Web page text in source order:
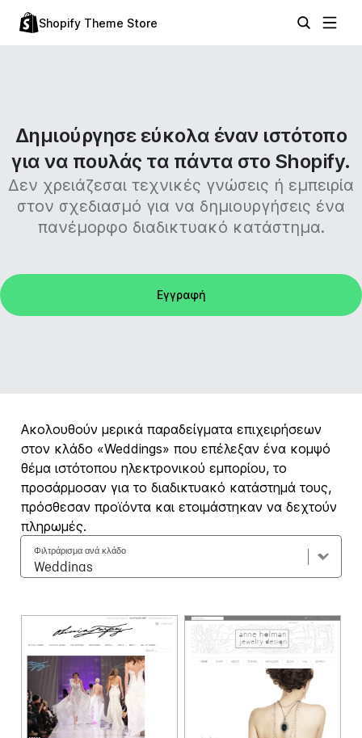
Shopify Theme Store
Δημιούργησε εύκολα έναν ιστότοπο
για να πουλάς τα πάντα στο Shopify.
Δεν χρειάζεσαι τεχνικές γνώσεις ή εμπειρία
στον σχεδιασμό για να δημιουργήσεις ένα
πανέμορφο διαδικτυακό κατάστημα.
Εγγραφή
Ακολουθούν μερικά παραδείγματα επιχειρήσεων
στον κλάδο «Weddings» που επέλεξαν ένα κομψό
θέμα ιστότοπου ηλεκτρονικού εμπορίου, το
προσάρμοσαν για το διαδικτυακό κατάστημά τους,
πρόσθεσαν προϊόντα και ετοιμάστηκαν να δεχτούν
πληρωμές.
Φιλτράρισμα ανά κλάδο